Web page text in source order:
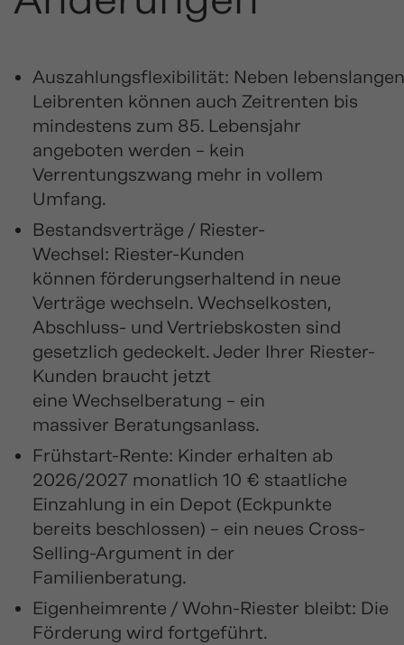
Auszahlungsflexibilität: Neben lebenslangen
Leibrenten können auch Zeitrenten bis
mindestens zum 85. Lebensjahr
angeboten werden – kein
Verrentungszwang mehr in vollem
Umfang.
Bestandsverträge / Riester-
Wechsel: Riester-Kunden
können förderungserhaltend in neue
Verträge wechseln. Wechselkosten,
Abschluss- und Vertriebskosten sind
gesetzlich gedeckelt. Jeder Ihrer Riester-
Kunden braucht jetzt
eine Wechselberatung – ein
massiver Beratungsanlass.
Frühstart-Rente: Kinder erhalten ab
2026/2027 monatlich 10 € staatliche
Einzahlung in ein Depot (Eckpunkte
bereits beschlossen) – ein neues Cross-
Selling-Argument in der
Familienberatung.
Eigenheimrente / Wohn-Riester bleibt: Die
Förderung wird fortgeführt.